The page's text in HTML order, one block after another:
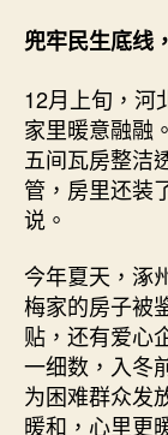
兜牢民生底线
12月上旬，河
家里暖意融融
五间瓦房整洁
管，房里还装
说。
今年夏天，涿
梅家的房子被
贴，还有爱心
一细数，入冬
为困难群众发
暖和，心里更